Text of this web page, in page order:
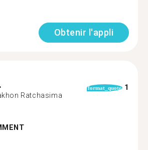
Obtenir l'appli
Ratchasima
format_quote 1